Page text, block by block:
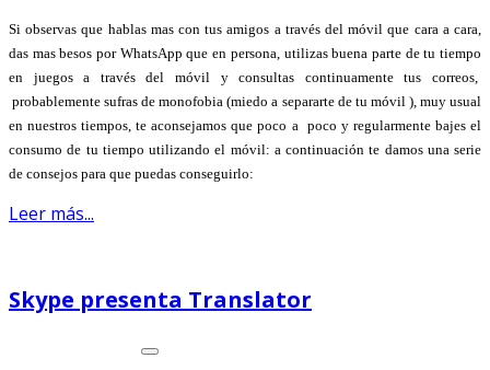
Si observas que hablas mas con tus amigos a través del móvil que cara a cara,
das mas besos por WhatsApp que en persona, utilizas buena parte de tu tiempo
en juegos a través del móvil y consultas continuamente tus correos,
probablemente sufras de monofobia (miedo a separarte de tu móvil ), muy usual
en nuestros tiempos, te aconsejamos que poco a poco y regularmente bajes el
consumo de tu tiempo utilizando el móvil: a continuación te damos una serie
de consejos para que puedas conseguirlo:
Leer más...
Skype presenta Translator